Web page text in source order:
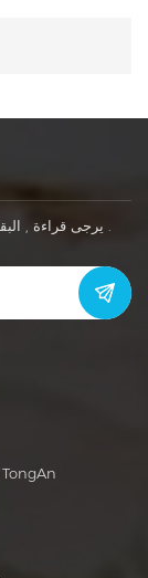
يرجى قراءة , البقاء على اطلاع , الاشتراك , ونحن نرحب بك لإخبارنا برأيك .